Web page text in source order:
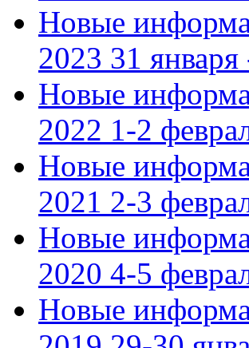
Новые
2023 31
Новые
2022 1-2
Новые
2021 2-3
Новые
2020 4-5
Новые